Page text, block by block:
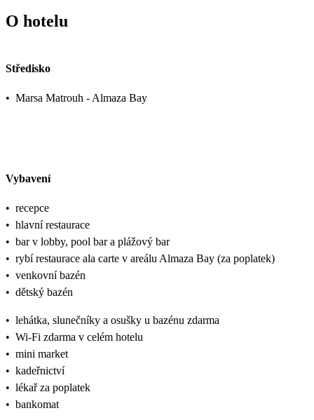
O hotelu
Středisko
• Marsa Matrouh - Almaza Bay
Vybavení
• recepce
• hlavní restaurace
• bar v lobby, pool bar a plážový bar
• rybí restaurace ala carte v areálu Almaza Bay (za poplatek)
• venkovní bazén
• dětský bazén
• lehátka, slunečníky a osušky u bazénu zdarma
• Wi-Fi zdarma v celém hotelu
• mini market
• kadeřnictví
• lékař za poplatek
• bankomat